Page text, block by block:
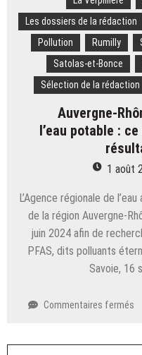
Les dossiers de la rédaction
Pollution
Rumilly
Satolas-et-Bonce
Sélection de la rédaction
Auvergne-
l’eau potable :
1 août
L’Agence régionale de
de la région Auvergne-
juin 2024 afin de
PFAS, dits polluants
Savoie, 16
Commentaires fermés